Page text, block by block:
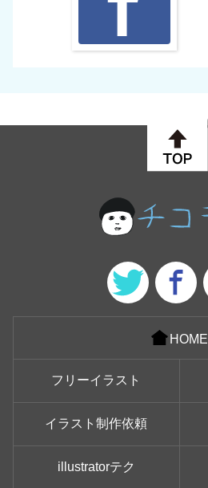
HOME
フリーイラスト
イラスト制作依頼
illustratorテク